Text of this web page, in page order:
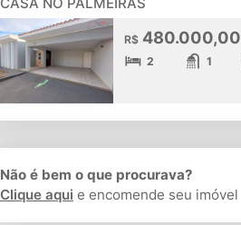
CASA NO PALMEIRAS
R$480.000,00
2 1
Não é bem o que procurava?
Clique aqui e encomende seu imóvel